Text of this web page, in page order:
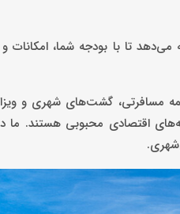
می‌دهد تا با بودجه شما،
ما از ۲۵۰۰ یورو آغاز می‌شود، که شامل اقامت در هتل‌های 4 ستاره، بیمه
اقتصادی محبوبی هستند.